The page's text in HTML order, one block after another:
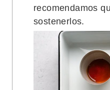
recomendamos
sostenerlos.